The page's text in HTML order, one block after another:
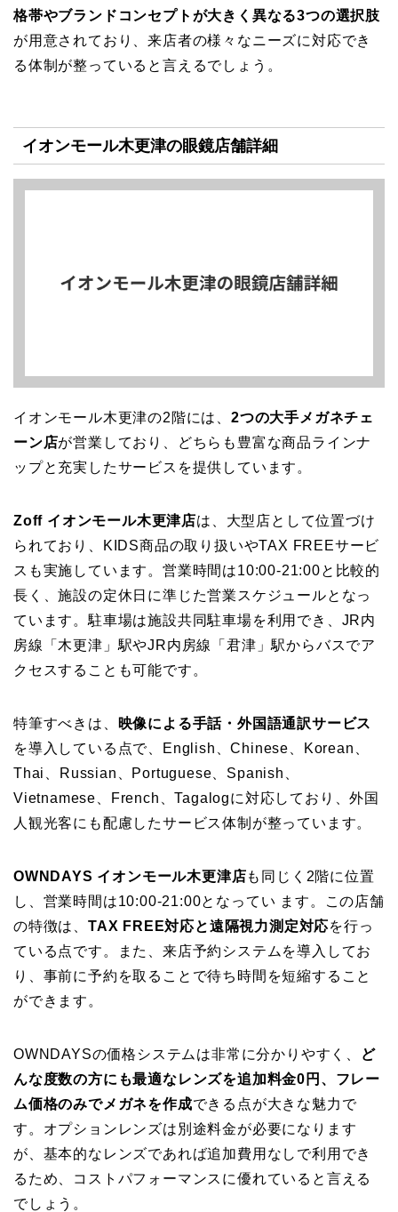
格帯やブランドコンセプトが大きく異なる3つの選択肢
が用意されており、来店者の様々なニーズに対応でき
る体制が整っていると言えるでしょう。
イオンモール木更津の眼鏡店舗詳細
イオンモール木更津の2階には、2つの大手メガネチェ
ーン店が営業しており、どちらも豊富な商品ラインナ
ップと充実したサービスを提供しています。
Zoff イオンモール木更津店は、大型店として位置づけ
られており、KIDS商品の取り扱いやTAX FREEサービ
スも実施しています。営業時間は10:00-21:00と比較的
長く、施設の定休日に準じた営業スケジュールとなっ
ています。駐車場は施設共同駐車場を利用でき、JR内
房線「木更津」駅やJR内房線「君津」駅からバスでア
クセスすることも可能です。
特筆すべきは、
映像による手話・外国語通訳サービス
を導入している点で、English、Chinese、Korean、
Thai、Russian、Portuguese、Spanish、
Vietnamese、French、Tagalogに対応しており、外国
人観光客にも配慮したサービス体制が整っています。
OWNDAYS イオンモール木更津店も同じく2階に位置
し、営業時間は10:00-21:00となってい ます。この店舗
の特徴は、 TAX FREE対応と遠隔視力測定対応を行っ
ている点です。また、来店予約システムを導入してお
り、事前に予約を取ることで待ち時間を短縮すること
ができます。
OWNDAYSの価格システムは非常に分かりやすく、
ど
んな度数の方にも最適なレンズを追加料金0円、フレー
ム価格のみでメガネを作成できる点が大きな魅力で
す。オプションレンズは別途料金が必要になります
が、基本的なレンズであれば追加費用なしで利用でき
るため、コストパフォーマンスに優れていると言える
でしょう。